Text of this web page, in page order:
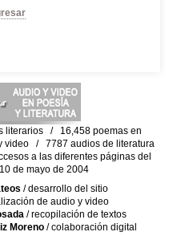
literarios / 16,458 poemas en
video / 7787 audios de literatura
a las diferentes páginas del
de mayo de 2004
/ desarrollo del sitio
de audio y video
/ recopilación de textos
Moreno/ colaboración digital